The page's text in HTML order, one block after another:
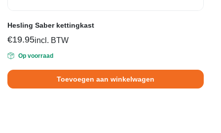
Hesling Saber kettingkast
€19.95incl. BTW
Op voorraad
Toevoegen aan winkelwagen